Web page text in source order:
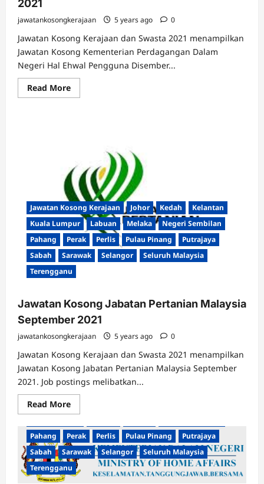
2021
jawatankosongkerajaan 5 years ago 0
Jawatan Kosong Kerajaan dan Swasta 2021 menampilkan
Jawatan Kosong Kementerian Perdagangan Dalam
Negeri Hal Ehwal Pengguna Disember...
Read MoreRead
more
Ehwal
Pengguna
Disember
2021
Jawatan Kosong Kerajaan Johor Kedah
Kelantan
Kuala Lumpur
Labuan Melaka
Negeri Sembilan
Pahang
Perak Perlis Pulau Pinang
Putrajaya
Sabah
Sarawak Selangor
Seluruh Malaysia
Terengganu
Jawatan Kosong Jabatan Pertanian Malaysia
September 2021
jawatankosongkerajaan 5 years ago 0
Jawatan Kosong Kerajaan dan Swasta 2021 menampilkan
Jawatan Kosong Jabatan Pertanian Malaysia September
2021. Job postings melibatkan...
Read MoreRead
more
Jawatan
Kosong
Jabatan
Pertanian
Malaysia
September
2021
Jawatan Kosong Kerajaan
Pahang
Perak Perlis Pulau Pinang
Putrajaya
Sabah
Sarawak Selangor
Seluruh Malaysia
Terengganu